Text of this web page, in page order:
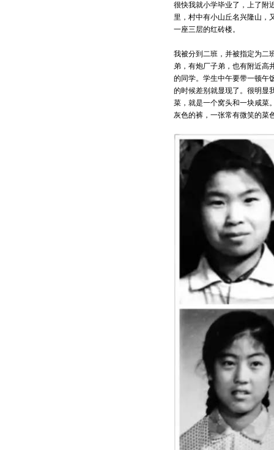
很快我就小学毕业了，上了附
里，村中有小山丘名兴隆山，
一座三层的红砖楼。
我被分到二班，并被指定为二
弟，有炮厂子弟，也有附近高
的同学。学生中午要带一顿午
的时候差别就显现了。很明显
菜，就是一个窝头和一块咸菜
灰色的裤，一张常有微笑的